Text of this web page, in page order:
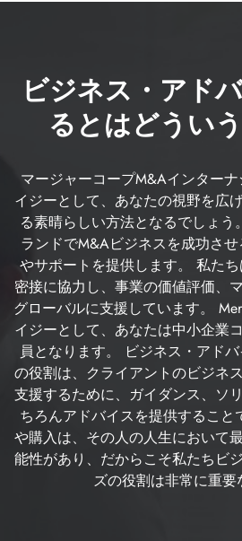
ビジネス・アド
るとはどうい
マージャーコープM&Aインター
イジーとして、あなたの視野を広
る素晴らしい方法となるでしょ
ランドでM&Aビジネスを成功さ
やサポートを提供します。 私た
密接に協力し、事業の価値評価、
グローバルに支援しています。
イジーとして、あなたは中小企業
員となります。 ビジネス・アド
の役割は、クライアントのビジネ
支援するために、ガイダンス、ソ
ちろんアドバイスを提供すること
や購入は、その人の人生において
能性があり、だからこそ私たちビ
ズの役割は非常に重要